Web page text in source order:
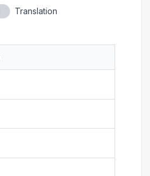
Translation